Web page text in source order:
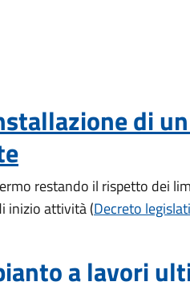
di
restando il rispetto dei
inizio attività(Decreto
a lavori